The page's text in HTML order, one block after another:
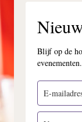
Blijf op de
evenementen.